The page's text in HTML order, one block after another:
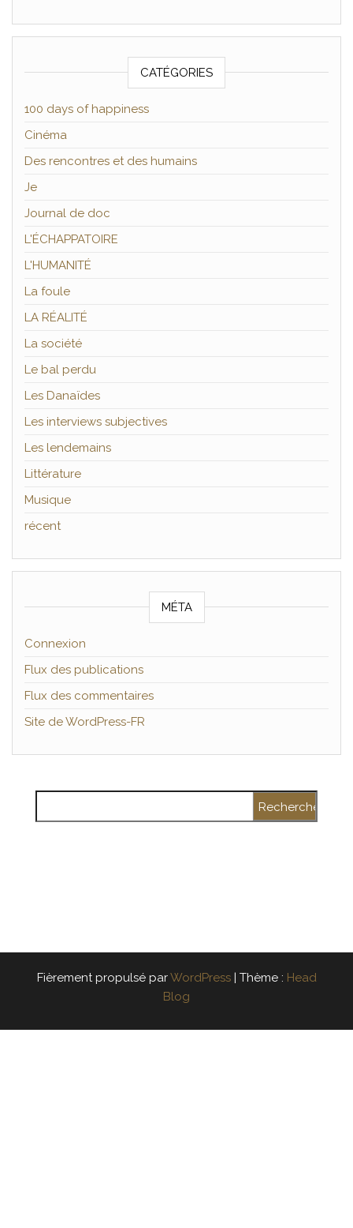
CATÉGORIES
100 days of happiness
Cinéma
Des rencontres et des humains
Je
Journal de doc
L'ÉCHAPPATOIRE
L'HUMANITÉ
La foule
LA RÉALITÉ
La société
Le bal perdu
Les Danaïdes
Les interviews subjectives
Les lendemains
Littérature
Musique
récent
MÉTA
Connexion
Flux des publications
Flux des commentaires
Site de WordPress-FR
Fièrement propulsé parWordPress | Thème : Head
Blog